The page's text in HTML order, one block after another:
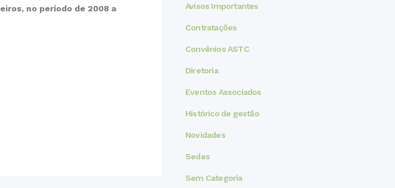
no período de 2008 a
Avisos Importantes
Contratações
Convênios ASTC
Diretoria
Eventos Associados
Histórico de gestão
Novidades
Sedes
Sem Categoria